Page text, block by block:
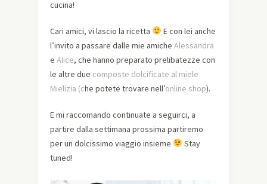
cucina!
Cari amici, vi lascio la ricetta
E con lei anche
l’invito a passare dalle mie amiche Alessandra
e Alice, che hanno preparato prelibatezze con
le altre due composte dolcificate al miele
Mielizia (che potete trovare nell’online shop).
E mi raccomando continuate a seguirci, a
partire dalla settimana prossima partiremo
per un dolcissimo viaggio insieme
Stay
tuned!